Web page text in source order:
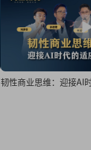
韧性商业思维：迎接AI